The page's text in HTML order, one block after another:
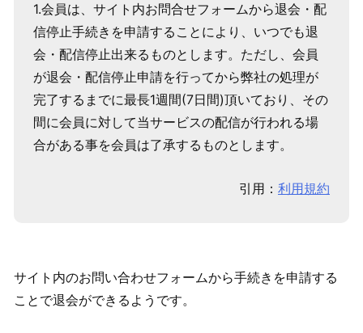
1.会員は、サイト内お問合せフォームから退会・配
信停止手続きを申請することにより、いつでも退
会・配信停止出来るものとします。ただし、会員
が退会・配信停止申請を行ってから弊社の処理が
完了するまでに最長1週間(7日間)頂いており、その
間に会員に対して当サービスの配信が行われる場
合がある事を会員は了承するものとします。
引用： 利用規約
サイト内のお問い合わせフォームから手続きを申請する
ことで退会ができるようです。